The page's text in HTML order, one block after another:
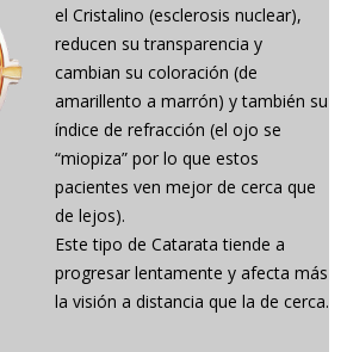
el Cristalino (esclerosis nuclear),
reducen su transparencia y
cambian su coloración (de
amarillento a marrón) y también su
índice de refracción (el ojo se
“miopiza” por lo que estos
pacientes ven mejor de cerca que
de lejos).
Este tipo de Catarata tiende a
progresar lentamente y afecta más
la visión a distancia que la de cerca.